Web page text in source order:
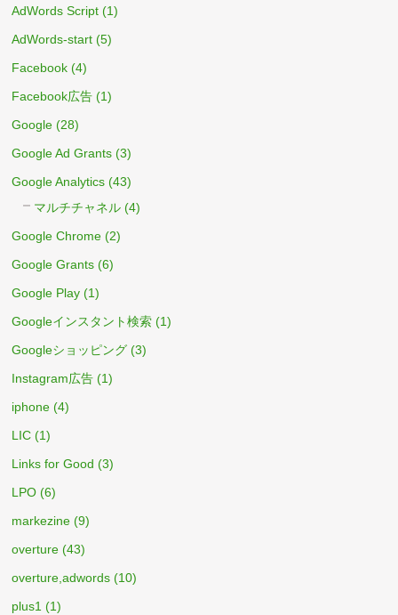
AdWords Script (1)
AdWords-start (5)
Facebook (4)
Facebook広告 (1)
Google (28)
Google Ad Grants (3)
Google Analytics (43)
マルチチャネル (4)
Google Chrome (2)
Google Grants (6)
Google Play (1)
Googleインスタント検索 (1)
Googleショッピング (3)
Instagram広告 (1)
iphone (4)
LIC (1)
Links for Good (3)
LPO (6)
markezine (9)
overture (43)
overture,adwords (10)
plus1 (1)